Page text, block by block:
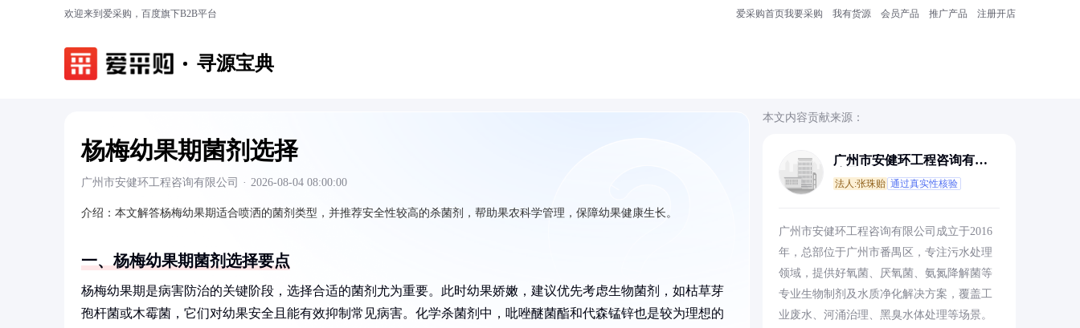
欢迎来到爱采购，百度旗下B2B平台 爱采购首页我要采购 我有货源 会员产品 推广产品 注册开店
寻源宝典
杨梅幼果期菌剂选择
广州市安健环工程咨询有限公司 · 2026-08-04 08:00:00
介绍： 本文解答杨梅幼果期适合喷洒的菌剂类型，并推荐安全性较高的杀菌剂，帮助果农科学管理，保障幼果健康生长。
一、杨梅幼果期菌剂选择要点
杨梅幼果期是病害防治的关键阶段，选择合适的菌剂尤为重要。此时幼果娇嫩，建议优先考虑生物菌剂，如枯草芽
孢杆菌或木霉菌，它们对幼果安全且能有效抑制常见病害。化学杀菌剂中，吡唑醚菌酯和代森锰锌也是较为理想的
本文内容贡献来源：
广州市安健环工程咨询有限
法人:张珠贻 通过真实性核验
广州市安健环工程咨询有限公司成立于2016
年，总部位于广州市番禺区，专注污水处理
领域，提供好氧菌、厌氧菌、氨氮降解菌等
专业生物制剂及水质净化解决方案，覆盖工
业废水、河涌治理、黑臭水体处理等场景。